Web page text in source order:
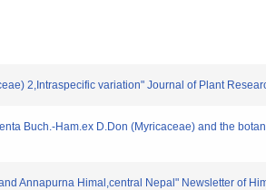
2,Intraspecific variation" Journal of Plant
Buch.-Ham.ex D.Don (Myricaceae) and the
Annapurna Himal,central Nepal" Newsletter of